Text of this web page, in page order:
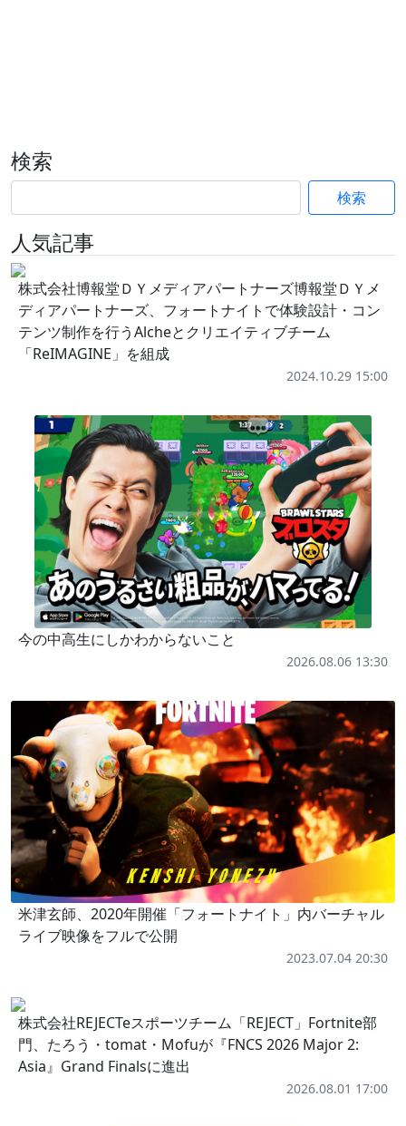
検索
検索
人気記事
株式会社博報堂ＤＹメディアパートナーズ博報堂ＤＹメ
ディアパートナーズ、フォートナイトで体験設計・コン
テンツ制作を行うAlcheとクリエイティブチーム
「ReIMAGINE」を組成
2024.10.29 15:00
今の中高生にしかわからないこと
2026.08.06 13:30
米津玄師、2020年開催「フォートナイト」内バーチャル
ライブ映像をフルで公開
2023.07.04 20:30
株式会社REJECTeスポーツチーム「REJECT」Fortnite部
門、たろう・tomat・Mofuが『FNCS 2026 Major 2:
Asia』Grand Finalsに進出
2026.08.01 17:00